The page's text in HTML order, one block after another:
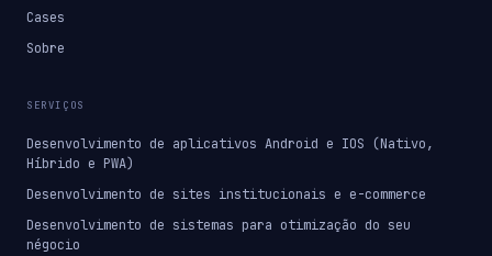
Cases
Sobre
SERVIÇOS
Desenvolvimento de aplicativos Android e IOS (Nativo,
Híbrido e PWA)
Desenvolvimento de sites institucionais e e-commerce
Desenvolvimento de sistemas para otimização do seu
négocio